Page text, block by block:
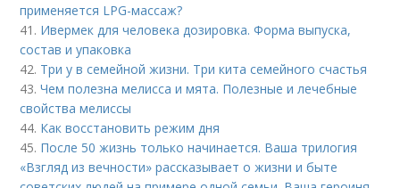
применяется LPG-массаж?
41. Ивермек для человека дозировка. Форма выпуска,
состав и упаковка
42. Три у в семейной жизни. Три кита семейного счастья
43.Чем полезна мелисса и мята. Полезные и лечебные
свойства мелиссы
44. Как восстановить режим дня
45. После 50 жизнь только начинается. Ваша трилогия
«Взгляд из вечности» рассказывает о жизни и быте